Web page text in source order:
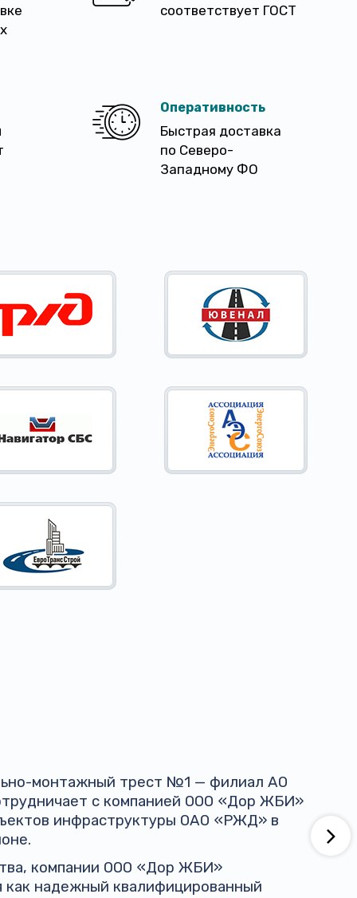
соответствует ГОСТ
Оперативность
Быстрая доставка
по Северо-
Западному ФО
монтажный трест №1 — филиал АО
с компанией ООО «Дор ЖБИ»
инфраструктуры ОАО «РЖД» в
компании ООО «Дор ЖБИ»
как надежный квалифицированный